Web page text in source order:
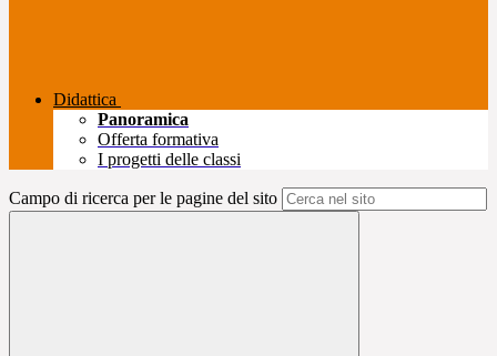
Didattica
Panoramica
Offerta formativa
I progetti delle classi
Campo di ricerca per le pagine del sito